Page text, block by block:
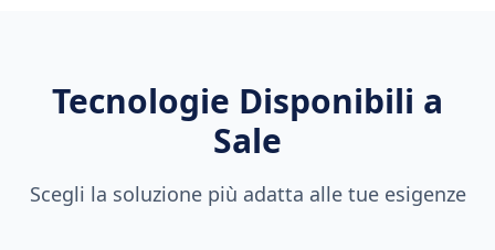
Tecnologie Disponibili a
Sale
Scegli la soluzione più adatta alle tue esigenze